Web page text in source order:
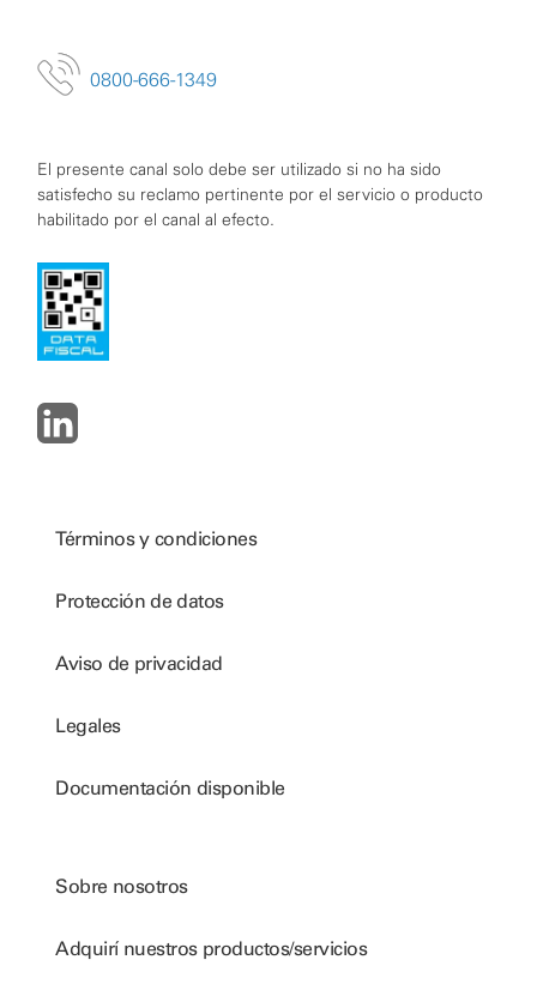
0800-666-1349
El presente canal solo debe ser utilizado si no ha sido
satisfecho su reclamo pertinente por el servicio o producto
habilitado por el canal al efecto.
Términos y condiciones
Protección de datos
Aviso de privacidad
Legales
Documentación disponible
Sobre nosotros
Adquirí nuestros productos/servicios